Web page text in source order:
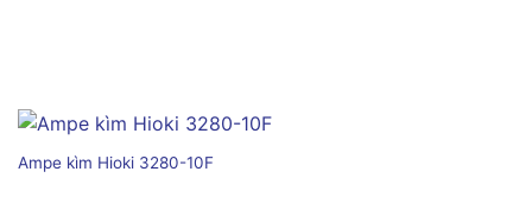
Ampe kìm Hioki 3280-10F